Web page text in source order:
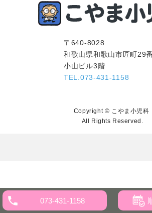
〒640-8028
和歌山県和歌山市匠町29
小山ビル3階
TEL.073-431-1158
Copyright © こやま小児科
All Rights Reserved.